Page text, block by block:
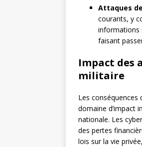
Attaques
courants, y
informations
faisant
Impact des
militaire
Les conséquences
domaine d’impact
nationale. Les
des pertes
lois sur la vie